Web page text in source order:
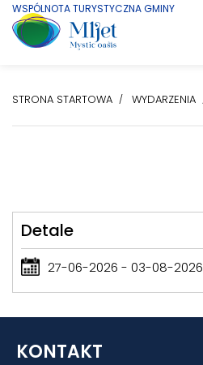
WSPÓLNOTA TURYSTYCZNA GMINY
STRONA STARTOWA WYDARZENIA
Detale
27-06-2026 - 03-08-2026
KONTAKT